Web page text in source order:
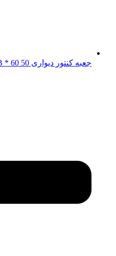
جعبه کنتور دیواری KB * 60 50